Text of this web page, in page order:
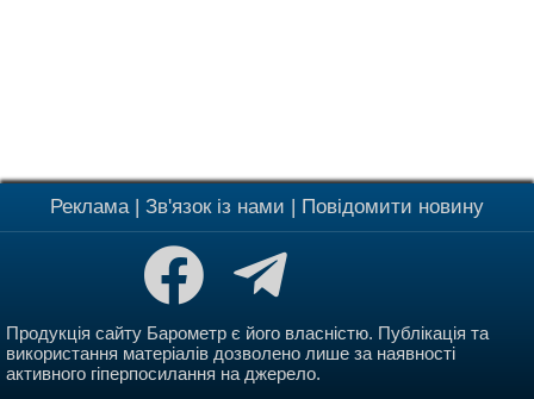
Реклама| Зв'язок із нами | Повідомити новину
Продукція сайту Барометр є його власністю. Публікація та
використання матеріалів дозволено лише за наявності
активного гіперпосилання на джерело.